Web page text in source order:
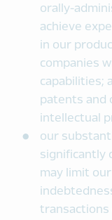
orally-
achieve
in our
companies
capabilities;
patents and
intellectual
our
significantly
may limit
transactions